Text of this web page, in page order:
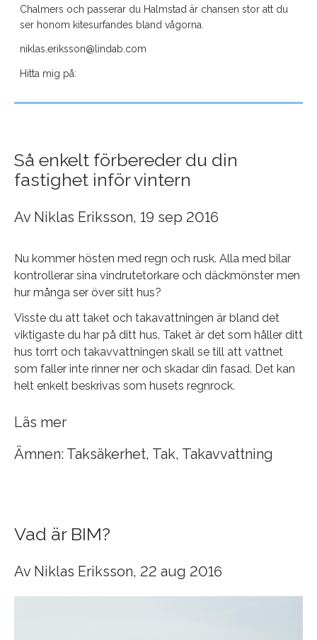
Chalmers och passerar du Halmstad är chansen stor att du
ser honom kitesurfandes bland vågorna.
niklas.eriksson@lindab.com
Hitta mig på:
Så enkelt förbereder du din
fastighet inför vintern
Av Niklas Eriksson, 19 sep 2016
Nu kommer hösten med regn och rusk. Alla med bilar
kontrollerar sina vindrutetorkare och däckmönster men
hur många ser över sitt hus?
Visste du att taket och takavattningen är bland det
viktigaste du har på ditt hus. Taket är det som håller ditt
hus torrt och takavvattningen skall se till att vattnet
som faller inte rinner ner och skadar din fasad. Det kan
helt enkelt beskrivas som husets regnrock.
Läs mer
Ämnen: Taksäkerhet, Tak, Takavvattning
Vad är BIM?
Av Niklas Eriksson, 22 aug 2016